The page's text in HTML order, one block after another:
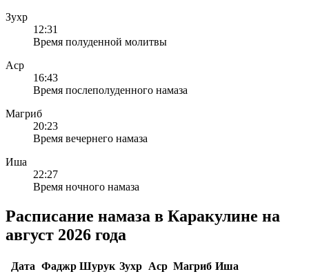
Зухр
12:31
Время полуденной молитвы
Аср
16:43
Время послеполуденного намаза
Магриб
20:23
Время вечернего намаза
Иша
22:27
Время ночного намаза
Расписание намаза в Каракулине на
август 2026 года
Дата Фаджр Шурук Зухр Аср Магриб Иша